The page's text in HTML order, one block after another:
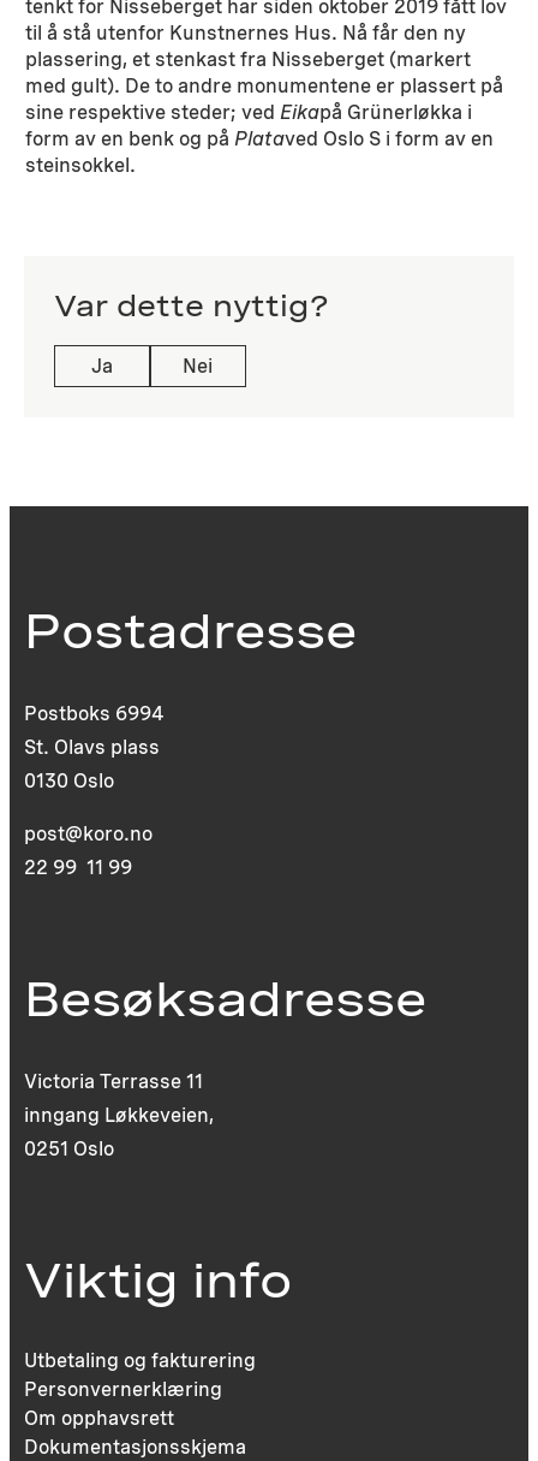
tenkt for Nisseberget har siden oktober 2019 fått lov
til å stå utenfor Kunstnernes Hus. Nå får den ny
plassering, et stenkast fra Nisseberget (markert
med gult). De to andre monumentene er plassert på
sine respektive steder; ved Eikapå Grünerløkka i
form av en benk og på Plataved Oslo S i form av en
steinsokkel.
Var dette nyttig?
Ja Nei
Postadresse
Postboks 6994
St. Olavs plass
0130 Oslo
post@koro.no
22 99 11 99
Besøksadresse
Victoria Terrasse 11
inngang Løkkeveien,
0251 Oslo
Viktig info
Utbetaling og fakturering
Personvernerklæring
Om opphavsrett
Dokumentasjonsskjema